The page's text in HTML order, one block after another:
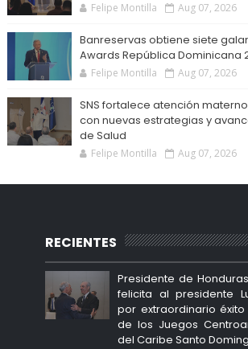
Felipe Montilla Aug 07, 2026
Banreservas obtiene siete
Awards República Dominicana
Felipe Montilla Aug 07, 2026
SNS fortalece atención
con nuevas estrategias y
de Salud
Felipe Montilla Aug 07, 2026
RECIENTES
Presidente de
felicita al presidente
por extraordinario
de los Juegos
del Caribe Santo